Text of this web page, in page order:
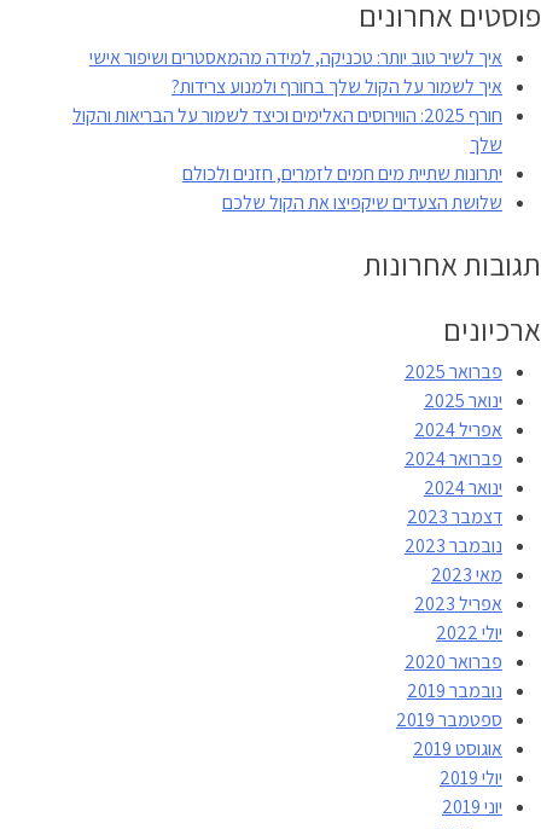
לשמירת
הקול
לגננות
פוסטים אחרונים
איך לשיר טוב יותר: טכניקה, למידה מהמאסטרים ושיפור אישי
איך לשמור על הקול שלך בחורף ולמנוע צרידות?
חורף 2025: הווירוסים האלימים וכיצד לשמור על הבריאות והקול
שלך
יתרונות שתיית מים חמים לזמרים, חזנים ולכולם
שלושת הצעדים שיקפיצו את הקול שלכם
תגובות אחרונות
ארכיונים
פברואר 2025
ינואר 2025
אפריל 2024
פברואר 2024
ינואר 2024
דצמבר 2023
נובמבר 2023
מאי 2023
אפריל 2023
יולי 2022
פברואר 2020
נובמבר 2019
ספטמבר 2019
אוגוסט 2019
יולי 2019
יוני 2019